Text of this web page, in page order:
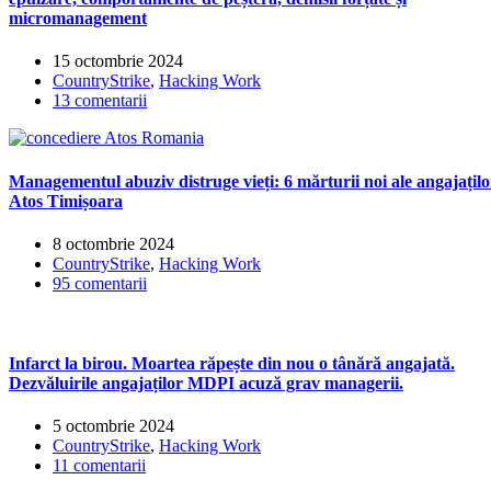
micromanagement
15 octombrie 2024
CountryStrike, Hacking Work
13 comentarii
Managementul abuziv distruge vieți: 6 mărturii noi ale
Atos Timișoara
8 octombrie 2024
CountryStrike, Hacking Work
95 comentarii
Infarct la birou. Moartea răpește din nou o tânără angajată.
Dezvăluirile angajaților MDPI acuză grav managerii.
5 octombrie 2024
CountryStrike, Hacking Work
11 comentarii